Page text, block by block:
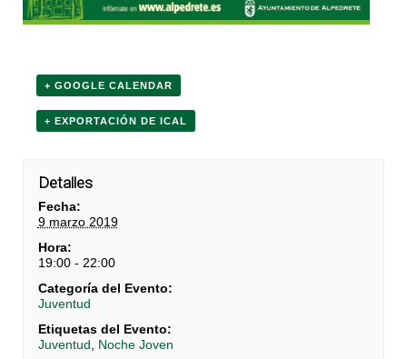
+ GOOGLE CALENDAR
+ EXPORTACIÓN DE ICAL
Detalles
Fecha:
9 marzo 2019
Hora:
19:00 - 22:00
Categoría del Evento:
Juventud
Etiquetas del Evento:
Juventud
Noche Joven